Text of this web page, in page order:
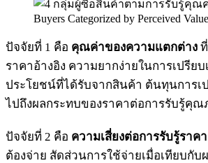
ปัจจัยที่ 1 คือ คุณค่าของความแตกต่าง
ราคาอ้างอิง ความยากง่ายในการเปรีย
ประโยชน์ที่ได้รับจากสินค้า ต้นทุนการเ
ไปถึงผลกระทบของราคาต่อการรับรู้คุณ
ปัจจัยที่ 2 คือ ความเสี่ยงต่อการรับรู้ราคา
ต้องจ่าย สัดส่วนการใช้จ่ายเมื่อเทียบกั